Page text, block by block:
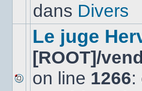
dansdans Divers
Aucun
Le juge
[ROOT]/
on line 1266: